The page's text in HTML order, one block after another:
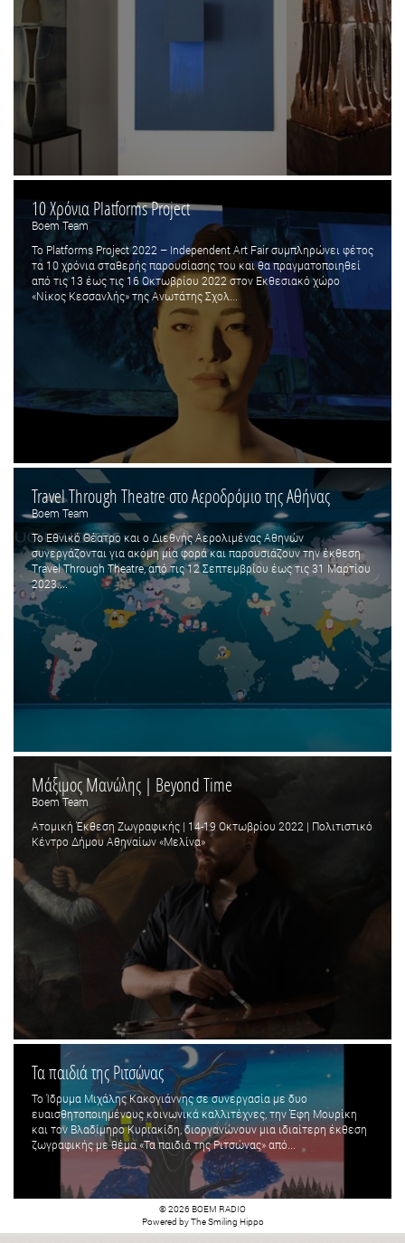
10 Χρόνια Platforms Project
Boem Team
To Platforms Project 2022 – Independent Art Fair συμπληρώνει φέτος
τα 10 χρόνια σταθερής παρουσίασης του και θα πραγματοποιηθεί
από τις 13 έως τις 16 Οκτωβρίου 2022 στον Εκθεσιακό χώρο
«Νίκος Κεσσανλής» της Ανωτάτης Σχολ...
Travel Through Theatre στο Αεροδρόμιο της Αθήνας
Boem Team
To Εθνικό Θέατρο και ο Διεθνής Αερολιμένας Αθηνών
συνεργάζονται για ακόμη μία φορά και παρουσιάζουν την έκθεση
Travel Through Theatre, από τις 12 Σεπτεμβρίου έως τις 31 Μαρτίου
2023....
Μάξιμος Μανώλης | Beyond Time
Boem Team
Ατομική Έκθεση Ζωγραφικής | 14-19 Οκτωβρίου 2022 | Πολιτιστικό
Κέντρο Δήμου Αθηναίων «Μελίνα»
Τα παιδιά της Ριτσώνας
Το Ίδρυμα Μιχάλης Κακογιάννης σε συνεργασία με δυο
ευαισθητοποιημένους κοινωνικά καλλιτέχνες, την Έφη Μουρίκη
και τον Βλαδίμηρο Κυριακίδη, διοργανώνουν μια ιδιαίτερη έκθεση
ζωγραφικής με θέμα «Τα παιδιά της Ριτσώνας» από...
© 2026 BOEM RADIO
Powered byThe Smiling Hippo